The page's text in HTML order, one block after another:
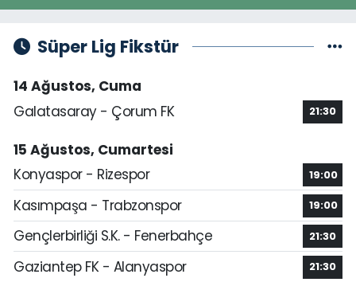
Süper Lig Fikstür
14 Ağustos, Cuma
Galatasaray - Çorum FK
21:30
15 Ağustos, Cumartesi
Konyaspor - Rizespor
19:00
Kasımpaşa - Trabzonspor 19:00
Gençlerbirliği S.K. - Fenerbahçe 21:30
Gaziantep FK - Alanyaspor 21:30